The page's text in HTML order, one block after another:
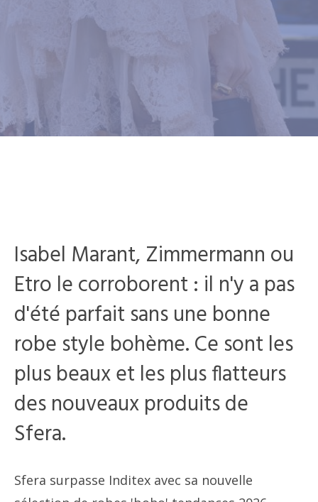
Isabel Marant, Zimmermann ou
Etro le corroborent : il n'y a pas
d'été parfait sans une bonne
robe style bohème. Ce sont les
plus beaux et les plus flatteurs
des nouveaux produits de
Sfera.
Sfera surpasse Inditex avec sa nouvelle